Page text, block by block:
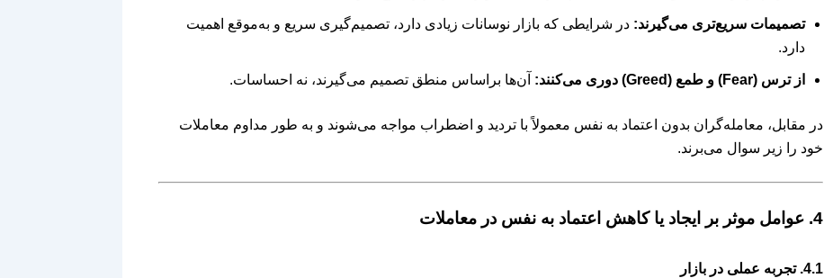
تصمیمات سریع‌تری می‌گیرند: در شرایطی که بازار نوسانات زیادی دارد، تصمیم‌گیری سریع و به‌موقع اهمیت
دارد.
از ترس (Fear) و طمع (Greed) دوری می‌کنند: آن‌ها براساس منطق تصمیم می‌گیرند، نه احساسات.
در مقابل، معامله‌گران بدون اعتماد به نفس معمولاً با تردید و اضطراب مواجه می‌شوند و به طور مداوم معاملات
خود را زیر سوال می‌برند.
4. عوامل موثر بر ایجاد یا کاهش اعتماد به نفس در معاملات
4.1. تجربه عملی در بازار